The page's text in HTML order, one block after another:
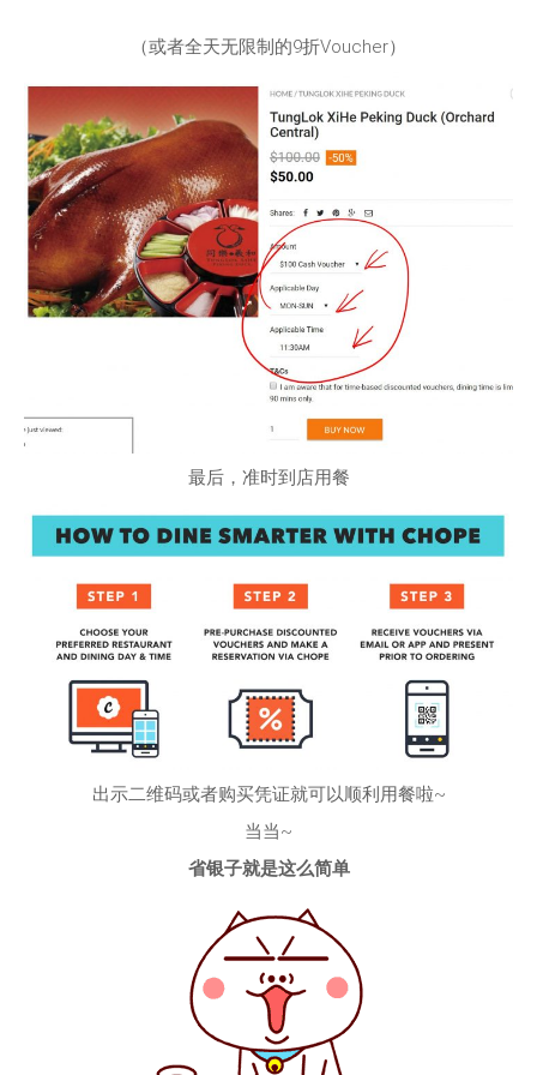
（或者全天无限制的9折Voucher）
最后，准时到店用餐
出示二维码或者购买凭证就可以顺利用餐啦~
当当~
省银子就是这么简单